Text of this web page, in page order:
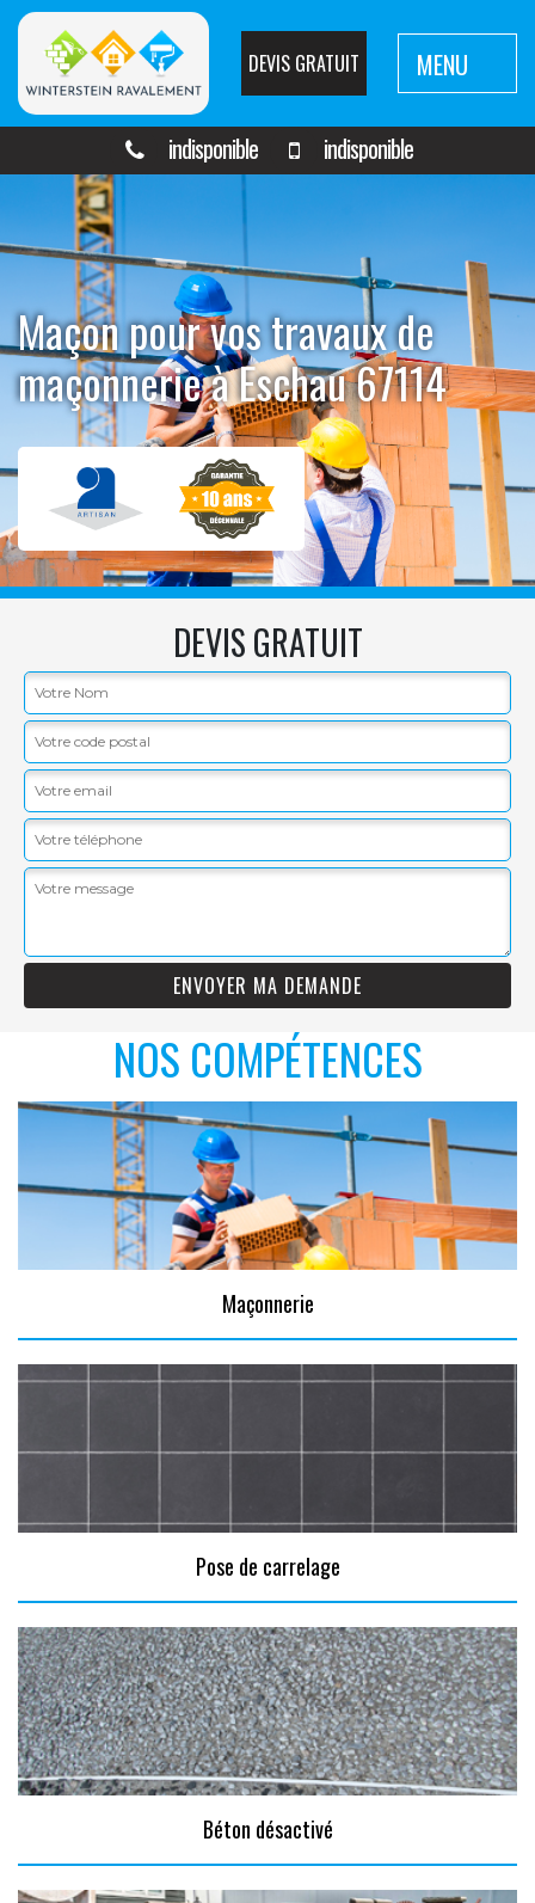
DEVIS GRATUIT MENU
indisponible indisponible
Maçon pour vos travaux de
maçonnerie à Eschau 67114
DEVIS GRATUIT
NOS COMPÉTENCES
Maçonnerie
Pose de carrelage
Béton désactivé